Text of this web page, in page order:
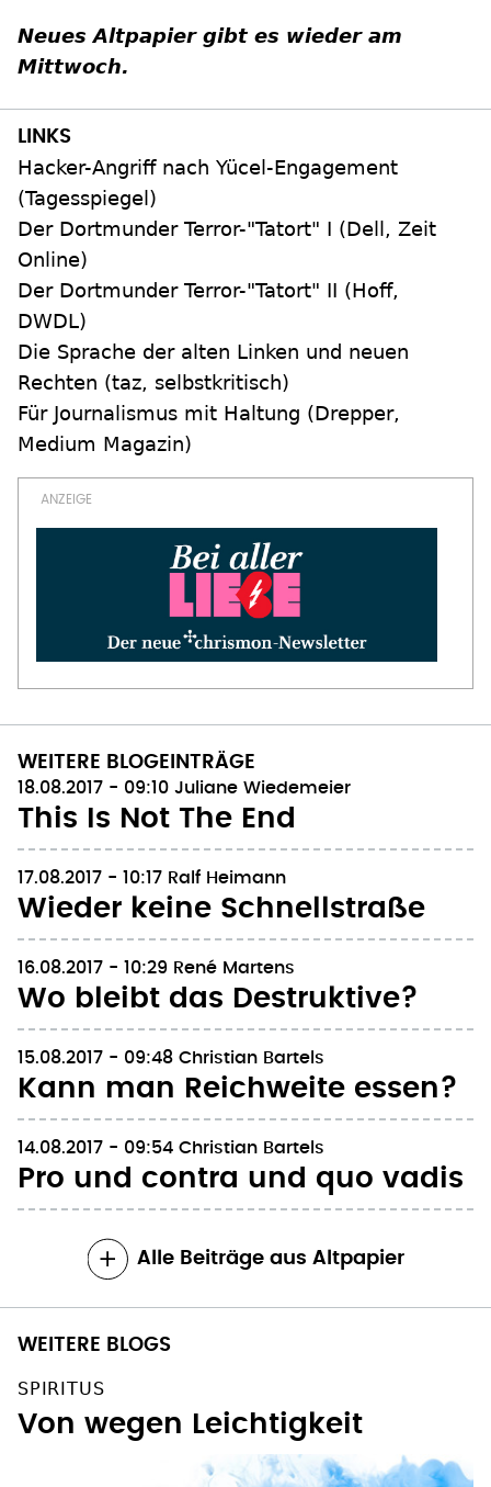
Neues Altpapier gibt es wieder am
Mittwoch.
Hacker-Angriff nach Yücel-Engagement
(Tagesspiegel)
Der Dortmunder Terror-"Tatort" I (Dell, Zeit
Online)
Der Dortmunder Terror-"Tatort" II (Hoff,
DWDL)
Die Sprache der alten Linken und neuen
Rechten (taz, selbstkritisch)
Für Journalismus mit Haltung (Drepper,
Medium Magazin)
WEITERE BLOGEINTRÄGE
18.08.2017 - 09:10 Juliane Wiedemeier
This Is Not The End
17.08.2017 - 10:17 Ralf Heimann
Wieder keine Schnellstraße
16.08.2017 - 10:29 René Martens
Wo bleibt das Destruktive?
15.08.2017 - 09:48 Christian Bartels
Kann man Reichweite essen?
14.08.2017 - 09:54 Christian Bartels
Pro und contra und quo vadis
Alle Beiträge aus Altpapier
WEITERE BLOGS
SPIRITUS
Von wegen Leichtigkeit